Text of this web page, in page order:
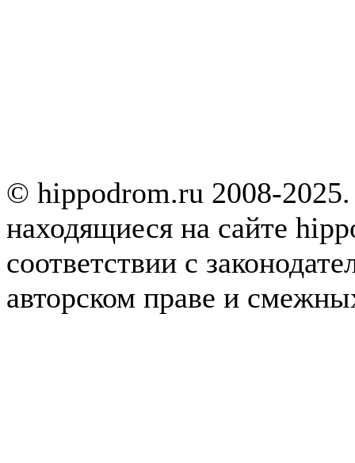
© hippodrom.ru 2008-
находящиеся на сайте
соответствии с
авторском праве и